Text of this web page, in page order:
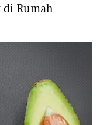
Rumah